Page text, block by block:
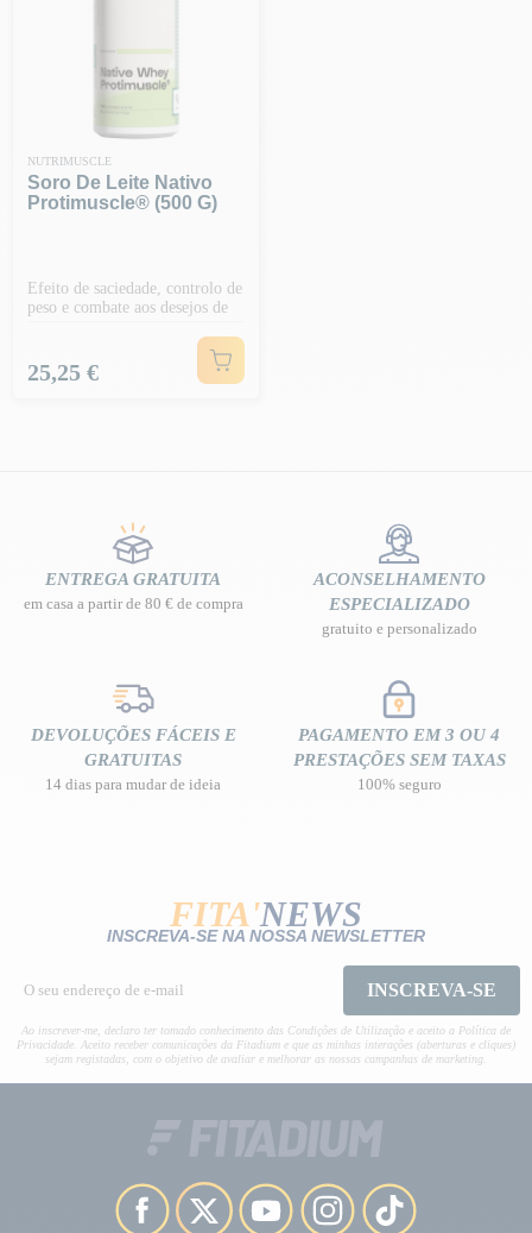
NUTRIMUSCLE
Soro De Leite Nativo
Protimuscle® (500 G)
Efeito de saciedade, controlo de
peso e combate aos desejos de
Preço
25,25 €
ENTREGA GRATUITA
em casa a partir de 80 € de compra
ACONSELHAMENTO
ESPECIALIZADO
gratuito e personalizado
DEVOLUÇÕES FÁCEIS E
GRATUITAS
14 dias para mudar de ideia
PAGAMENTO EM 3 OU 4
PRESTAÇÕES SEM TAXAS
100% seguro
FITA'NEWS
INSCREVA-SE NA NOSSA NEWSLETTER
INSCREVA-SE
Ao inscrever-me, declaro ter tomado conhecimento das Condições de Utilização e aceito a Política de
Privacidade. Aceito receber comunicações da Fitadium e que as minhas interações (aberturas e cliques)
sejam registadas, com o objetivo de avaliar e melhorar as nossas campanhas de marketing.